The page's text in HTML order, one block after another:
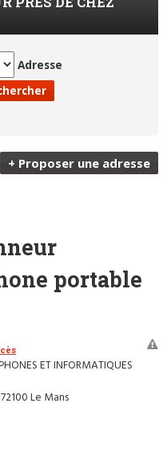
Adresse
+ Proposer une adresse
portable
ET INFORMATIQUES
Le Mans